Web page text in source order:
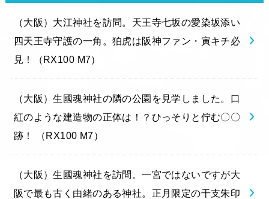
（大阪）大江神社を訪問。天王寺七坂の愛染坂添い
四天王寺守護の一角。狛虎は阪神ファン・寅キチ必
見！（RX100 M7）
（大阪）生國魂神社の隣の公園を見学しました。口
紅のような建造物の正体は！？ひっそりと佇む〇〇
跡！ （RX100 M7）
（大阪）生國魂神社を訪問。一宮ではないですが大
阪で最も古く由緒のある神社。正月限定の干支朱印